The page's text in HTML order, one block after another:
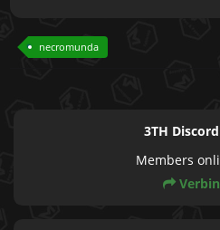
3TH
Members
necromunda